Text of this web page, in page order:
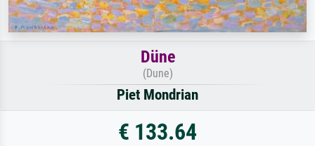
Düne
(Dune)
Piet Mondrian
€ 133.64